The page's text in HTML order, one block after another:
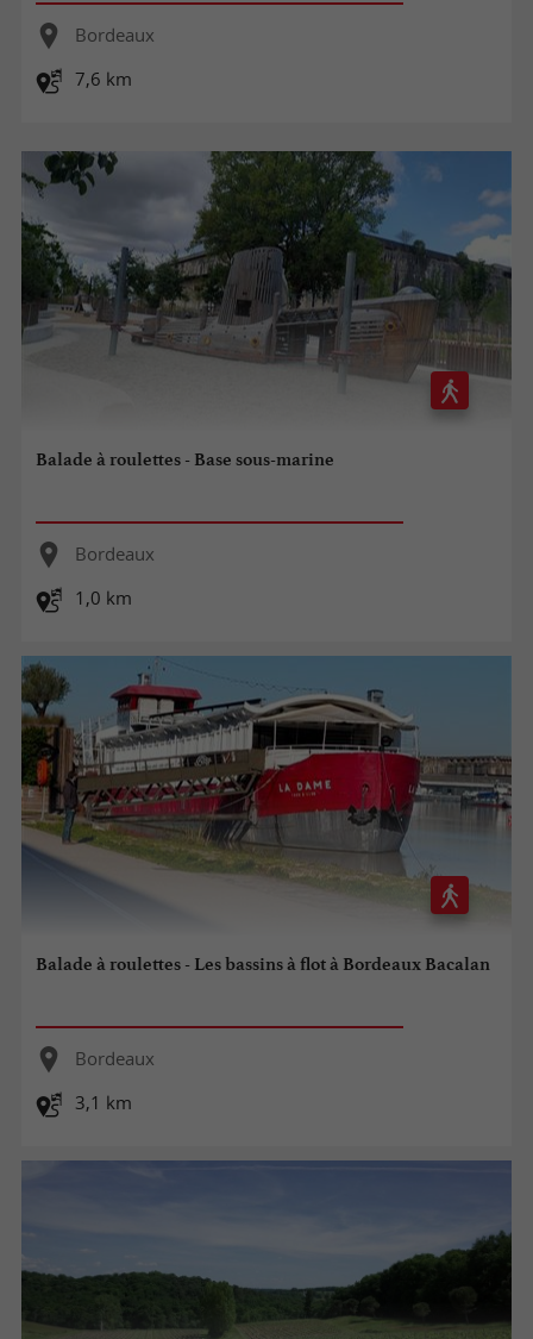
Bordeaux
7,6 km
Balade à roulettes - Base sous-marine
Bordeaux
1,0 km
Balade à roulettes - Les bassins à flot à Bordeaux Bacalan
Bordeaux
3,1 km